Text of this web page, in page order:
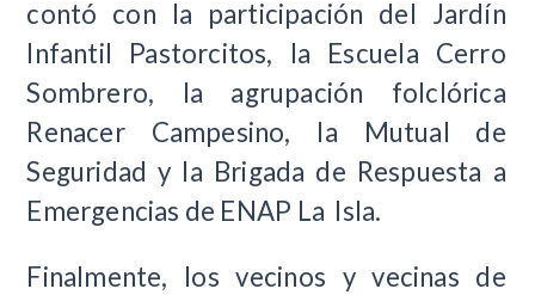
contó con la participación del Jardín
Infantil Pastorcitos, la Escuela Cerro
Sombrero, la agrupación folclórica
Renacer Campesino, la Mutual de
Seguridad y la Brigada de Respuesta a
Emergencias de ENAP La Isla.
Finalmente, los vecinos y vecinas de